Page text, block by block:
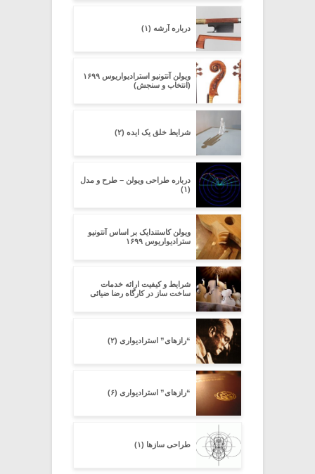
درباره آرشه (۱)
ویولن آنتونیو استرادیواریوس ۱۶۹۹
(انتخاب و سنجش)
شرایط خلق یک ایده (۲)
درباره طراحی ویولن – طرح و مدل
(۱)
ویولن کاستندایک بر اساس آنتونیو
سترادیواریوس ۱۶۹۹
شرایط و کیفیت ارائه خدمات
ساخت ساز در کارگاه رضا ضیائی
“رازهای” استرادیواری (۲)
“رازهای” استرادیواری (۶)
طراحی سازها (۱)